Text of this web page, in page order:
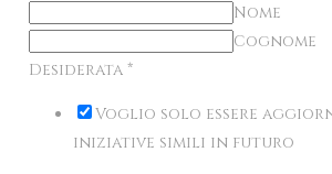
Nome
Cognome
Desiderata *
Voglio solo essere
iniziative simili in futuro